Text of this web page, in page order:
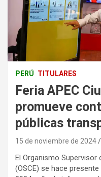
PERÚ TITULARES
Feria APEC
promueve
públicas
15 de noviembre de 2024
El Organismo
(OSCE) se hace